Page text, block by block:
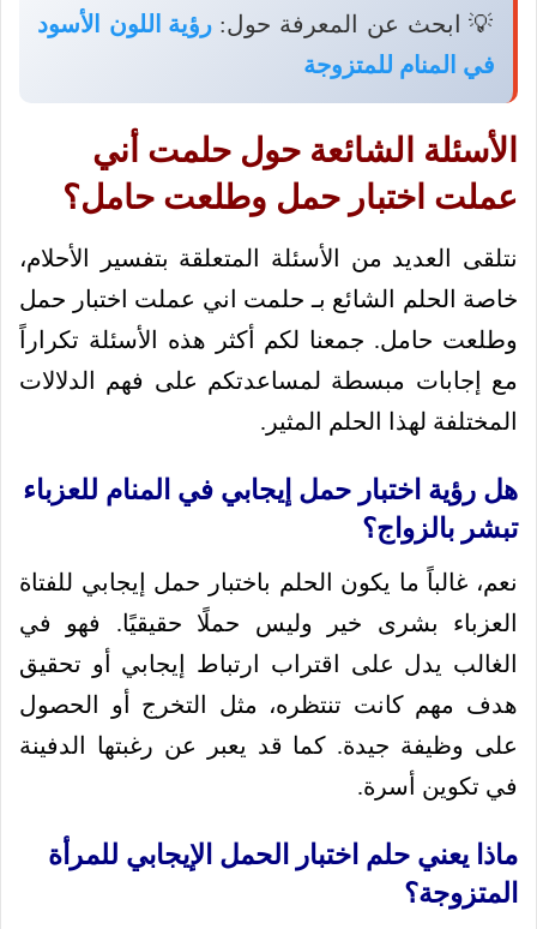
💡 ابحث عن المعرفة حول:رؤية اللون الأسود
في المنام للمتزوجة
الأسئلة الشائعة حول حلمت أني
عملت اختبار حمل وطلعت حامل؟
نتلقى العديد من الأسئلة المتعلقة بتفسير الأحلام،
خاصة الحلم الشائع بـ حلمت اني عملت اختبار حمل
وطلعت حامل. جمعنا لكم أكثر هذه الأسئلة تكراراً
مع إجابات مبسطة لمساعدتكم على فهم الدلالات
المختلفة لهذا الحلم المثير.
هل رؤية اختبار حمل إيجابي في المنام للعزباء
تبشر بالزواج؟
نعم، غالباً ما يكون الحلم باختبار حمل إيجابي للفتاة
العزباء بشرى خير وليس حملًا حقيقيًا. فهو في
الغالب يدل على اقتراب ارتباط إيجابي أو تحقيق
هدف مهم كانت تنتظره، مثل التخرج أو الحصول
على وظيفة جيدة. كما قد يعبر عن رغبتها الدفينة
في تكوين أسرة.
ماذا يعني حلم اختبار الحمل الإيجابي للمرأة
المتزوجة؟